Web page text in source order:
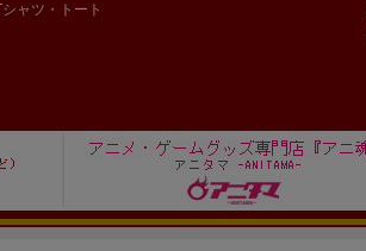
ャツ・トート